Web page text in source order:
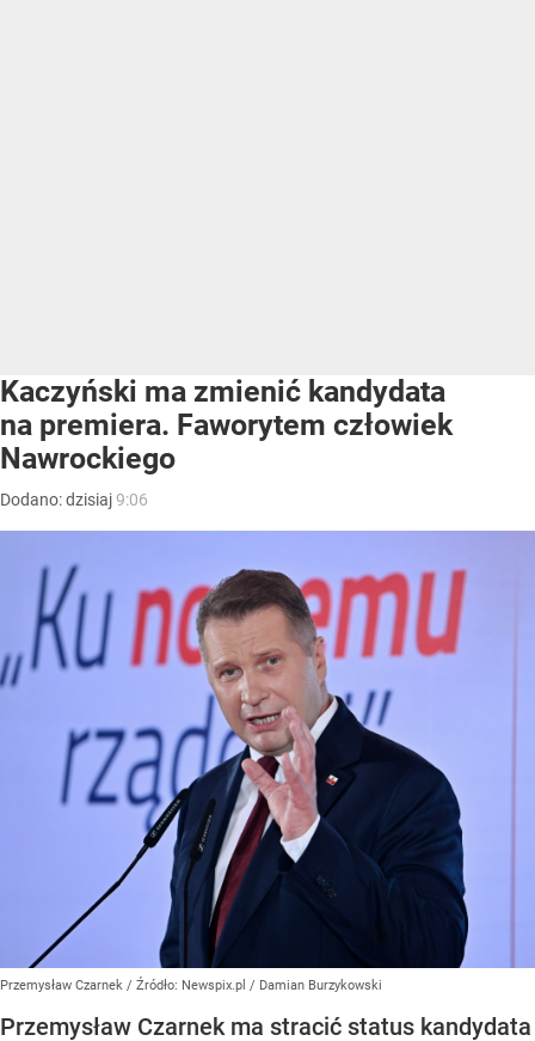
Kaczyński ma zmienić kandydata
na premiera. Faworytem człowiek
Nawrockiego
Dodano:dzisiaj9:06
Przemysław Czarnek / Źródło: Newspix.pl / Damian Burzykowski
Przemysław Czarnek ma stracić status kandydata